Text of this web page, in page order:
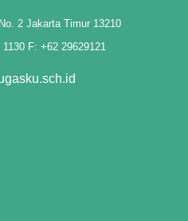
2 Jakarta Timur 13210
F: +62 29629121